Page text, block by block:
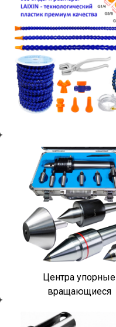
Винты torx
Центра упорные
вращающиеся